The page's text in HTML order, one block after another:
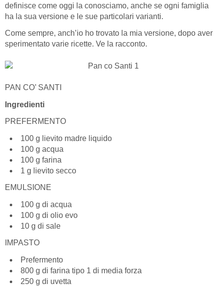
definisce come oggi la conosciamo, anche se ogni famiglia
ha la sua versione e le sue particolari varianti.
Come sempre, anch’io ho trovato la mia versione, dopo aver
sperimentato varie ricette. Ve la racconto.
PAN CO’ SANTI
Ingredienti
PREFERMENTO
100 g lievito madre liquido
100 g acqua
100 g farina
1 g lievito secco
EMULSIONE
100 g di acqua
100 g di olio evo
10 g di sale
IMPASTO
Prefermento
800 g di farina tipo 1 di media forza
250 g di uvetta